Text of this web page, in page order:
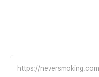
https://neversmoking.com